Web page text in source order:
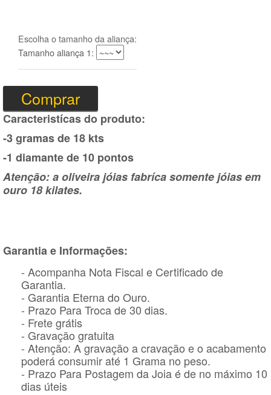
Escolha o tamanho da aliança:
Tamanho aliança 1:
Caracteristícas do produto:
-3 gramas de 18 kts
-1 diamante de 10 pontos
Atenção: a oliveira jóias fabríca somente jóias em
ouro 18 kilates.
Garantia e Informações:
- Acompanha Nota Fiscal e Certificado de
Garantia.
- Garantia Eterna do Ouro.
- Prazo Para Troca de 30 dias.
- Frete grátis
- Gravação gratuita
- Atenção: A gravação a cravação e o acabamento
poderá consumir até 1 Grama no peso.
- Prazo Para Postagem da Joia é de no máximo 10
dias úteis